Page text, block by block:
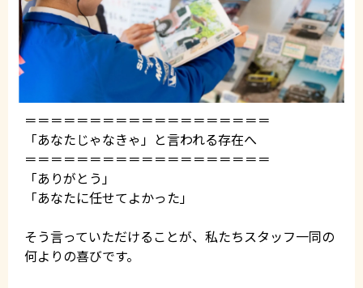
＝＝＝＝＝＝＝＝＝＝＝＝＝＝＝＝＝＝＝
「あなたじゃなきゃ」と言われる存在へ
＝＝＝＝＝＝＝＝＝＝＝＝＝＝＝＝＝＝＝
「ありがとう」
「あなたに任せてよかった」
そう言っていただけることが、私たちスタッフ一同の
何よりの喜びです。